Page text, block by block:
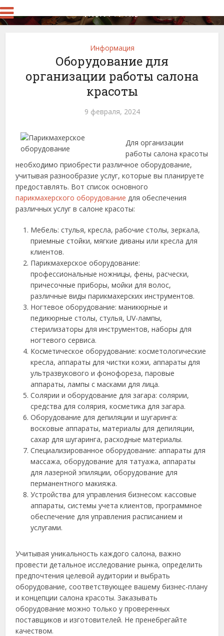
Информация
Оборудование для
организации работы салона
красоты
9 февраля, 2024
Для организации
работы салона красоты
необходимо приобрести различное оборудование,
учитывая разнообразие услуг, которые вы планируете
предоставлять. Вот список основного
парикмахерского оборудование для обеспечения
различных услуг в салоне красоты:
Мебель: стулья, кресла, рабочие столы, зеркала,
приемные стойки, мягкие диваны или кресла для
клиентов.
Парикмахерское оборудование:
профессиональные ножницы, фены, расчески,
причесочные приборы, мойки для волос,
различные виды парикмахерских инструментов.
Ногтевое оборудование: маникюрные и
педикюрные столы, стулья, UV-лампы,
стерилизаторы для инструментов, наборы для
ногтевого сервиса.
Косметическое оборудование: косметологические
кресла, аппараты для чистки кожи, аппараты для
ультразвукового и фонофореза, паровые
аппараты, лампы с масками для лица.
Солярии и оборудование для загара: солярии,
средства для солярия, косметика для загара.
Оборудование для депиляции и шугаринга:
восковые аппараты, материалы для депиляции,
сахар для шугаринга, расходные материалы.
Специализированное оборудование: аппараты для
массажа, оборудование для татуажа, аппараты
для лазерной эпиляции, оборудование для
перманентного макияжа.
Устройства для управления бизнесом: кассовые
аппараты, системы учета клиентов, программное
обеспечение для управления расписанием и
услугами.
Учитывая уникальность каждого салона, важно
провести детальное исследование рынка, определить
предпочтения целевой аудитории и выбрать
оборудование, соответствующее вашему бизнес-плану
и концепции салона красоты. Заказывать
оборудование можно только у проверенных
поставщиков и изготовителей. Не пренебрегайте
качеством.